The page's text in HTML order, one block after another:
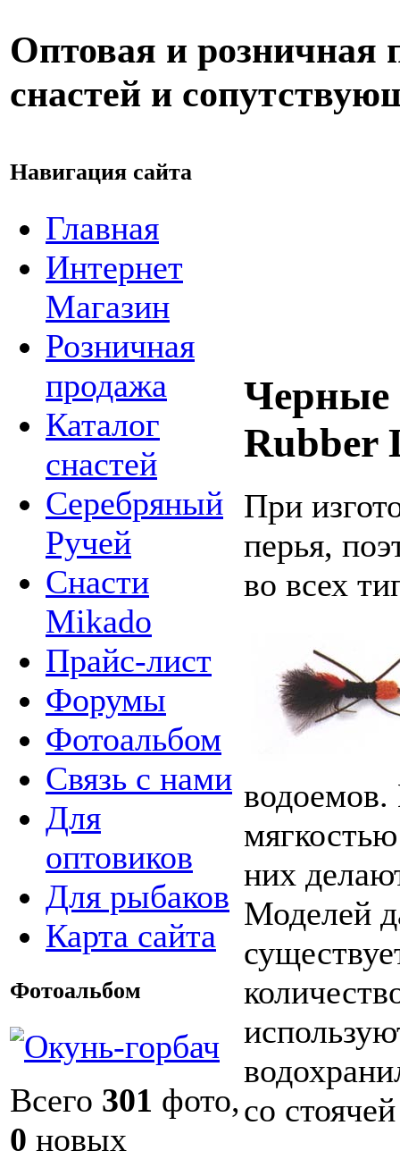
Оптовая и розничная
снастей и
Навигация сайта
Главная
Интернет
Магазин
Розничная
продажа
Каталог
снастей
Серебряный
Ручей
Снасти
Mikado
Прайс-лист
Форумы
Фотоальбом
Связь с нами
Для
оптовиков
Для рыбаков
Карта сайта
Фотоальбом
Всего 301 фото,
0 новых
Черные
Rubber
При
перья,
во всех
водоемов.
них
Моделей
со